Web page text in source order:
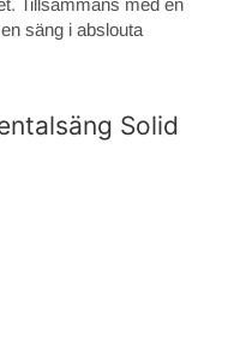
Tillsammans med en
säng i abslouta
Solid